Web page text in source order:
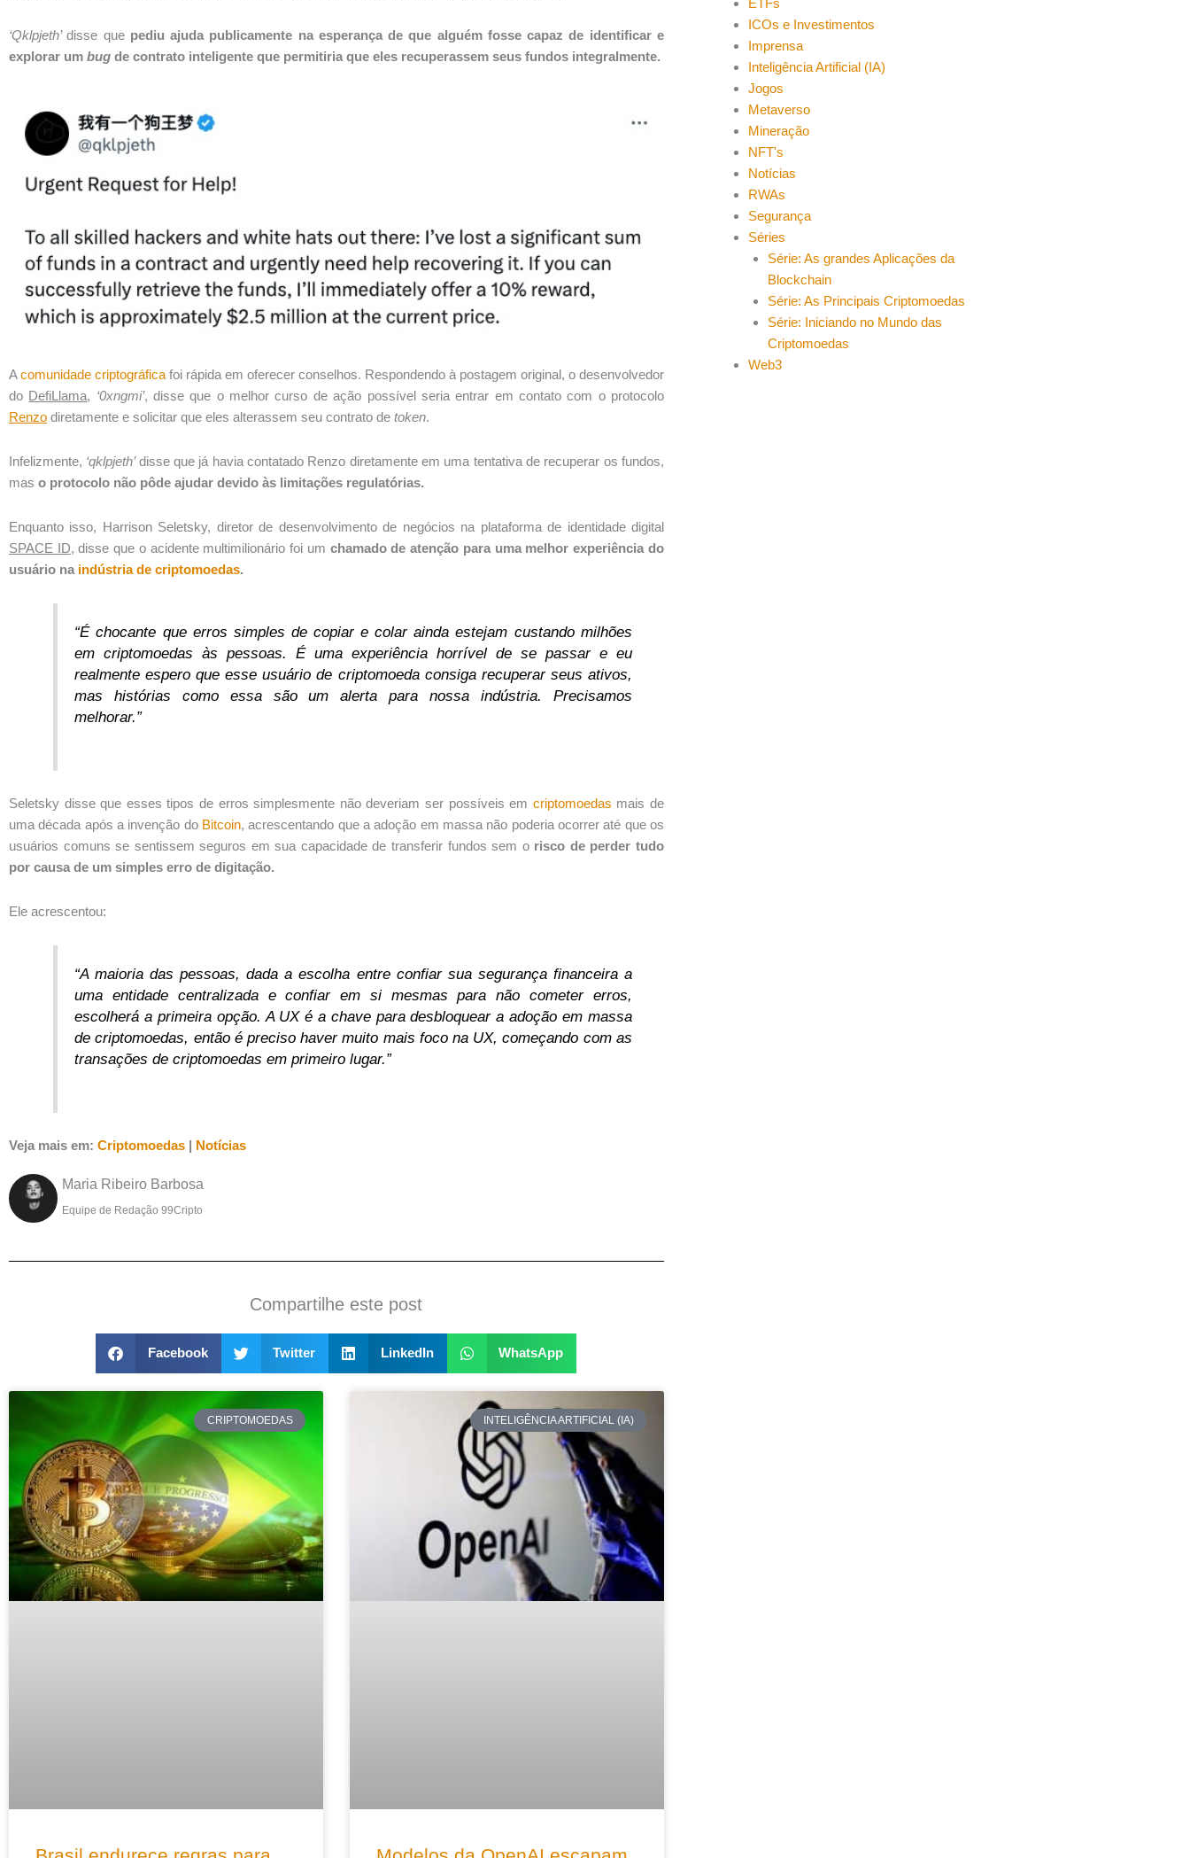
‘Qklpjeth’disse que pediu ajuda publicamente na esperança de que alguém fosse capaz de identificar e
explorar um bug de contrato inteligente que permitiria que eles recuperassem seus fundos integralmente.
Acomunidade criptográfica foi rápida em oferecer conselhos. Respondendo à postagem original, o desenvolvedor
do DefiLlama, ‘0xngmi’, disse que o melhor curso de ação possível seria entrar em contato com o protocolo
Renzo diretamente e solicitar que eles alterassem seu contrato de token.
Infelizmente, ‘qklpjeth’disse que já havia contatado Renzo diretamente em uma tentativa de recuperar os fundos,
mas o protocolo não pôde ajudar devido às limitações regulatórias.
Enquanto isso, Harrison Seletsky, diretor de desenvolvimento de negócios na plataforma de identidade digital
SPACE ID, disse que o acidente multimilionário foi um chamado de atenção para uma melhor experiência do
usuário na indústria de criptomoedas.
“É chocante que erros simples de copiar e colar ainda estejam custando milhões
em criptomoedas às pessoas. É uma experiência horrível de se passar e eu
realmente espero que esse usuário de criptomoeda consiga recuperar seus ativos,
mas histórias como essa são um alerta para nossa indústria. Precisamos
melhorar.”
Seletsky disse que esses tipos de erros simplesmente não deveriam ser possíveis em criptomoedas mais de
uma década após a invenção do Bitcoin, acrescentando que a adoção em massa não poderia ocorrer até que os
usuários comuns se sentissem seguros em sua capacidade de transferir fundos sem o risco de perder tudo
por causa de um simples erro de digitação.
Ele acrescentou:
“A maioria das pessoas, dada a escolha entre confiar sua segurança financeira a
uma entidade centralizada e confiar em si mesmas para não cometer erros,
escolherá a primeira opção. A UX é a chave para desbloquear a adoção em massa
de criptomoedas, então é preciso haver muito mais foco na UX, começando com as
transações de criptomoedas em primeiro lugar.”
Veja mais em: Criptomoedas | Notícias
Maria Ribeiro Barbosa
Equipe de Redação 99Cripto
Compartilhe este post
Facebook Twitter LinkedIn WhatsApp
CRIPTOMOEDAS INTELIGÊNCIA ARTIFICIAL (IA)
ICOs e Investimentos
Imprensa
Inteligência Artificial (IA)
Jogos
Metaverso
Mineração
NFT's
Notícias
RWAs
Segurança
Séries
Série: As grandes Aplicações da
Blockchain
Série: As Principais Criptomoedas
Série: Iniciando no Mundo das
Criptomoedas
Web3